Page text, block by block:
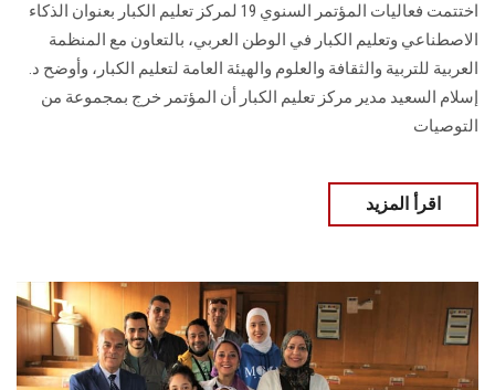
الموظفون
الزائـرون
اختتمت فعاليات المؤتمر السنوي 19 لمركز تعليم الكبار بعنوان الذكاء
الاصطناعي وتعليم الكبار في الوطن العربي، بالتعاون مع المنظمة
العربية للتربية والثقافة والعلوم والهيئة العامة لتعليم الكبار، وأوضح د.
إسلام السعيد مدير مركز تعليم الكبار أن المؤتمر خرج بمجموعة من
التوصيات
اقرأ المزيد